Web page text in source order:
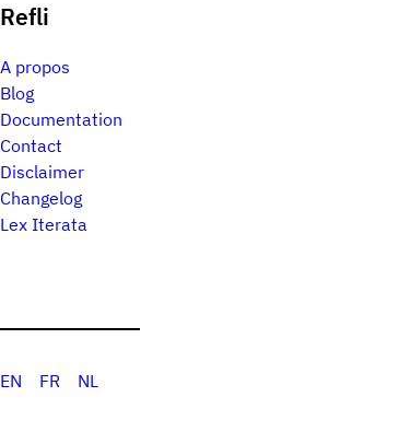
Refli
A propos
Blog
Documentation
Contact
Disclaimer
Changelog
Lex Iterata
EN FR NL